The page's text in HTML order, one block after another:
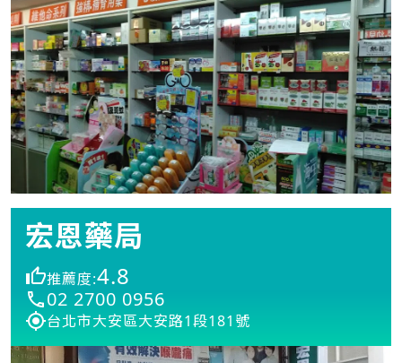
宏恩藥局
推薦度:4.8
02 2700 0956
台北市大安區大安路1段181號